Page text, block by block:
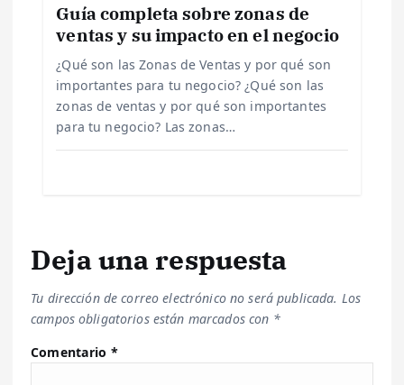
Guía completa sobre zonas de
ventas y su impacto en el negocio
¿Qué son las Zonas de Ventas y por qué son
importantes para tu negocio? ¿Qué son las
zonas de ventas y por qué son importantes
para tu negocio? Las zonas…
Deja una respuesta
Tu dirección de correo electrónico no será publicada. Los
campos obligatorios están marcados con *
Comentario *